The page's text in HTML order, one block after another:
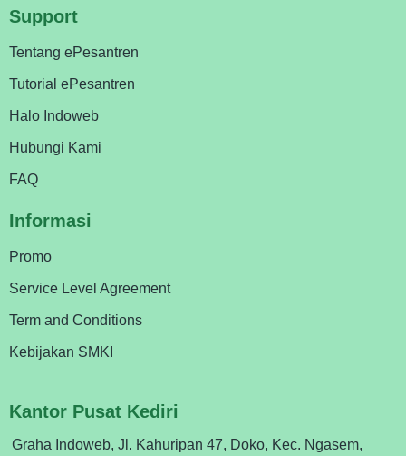
Support
Tentang ePesantren
Tutorial ePesantren
Halo Indoweb
Hubungi Kami
FAQ
Informasi
Promo
Service Level Agreement
Term and Conditions
Kebijakan SMKI
Kantor Pusat Kediri
Graha Indoweb, Jl. Kahuripan 47, Doko, Kec. Ngasem,